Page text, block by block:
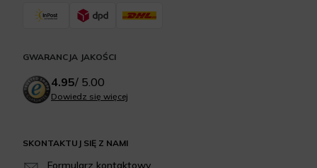
SKONTAKTUJ SIĘ Z NAMI
Formularz kontaktowy
GWARANCJA JAKOŚCI
4.95/ 5.00
Dowiedz się więcej